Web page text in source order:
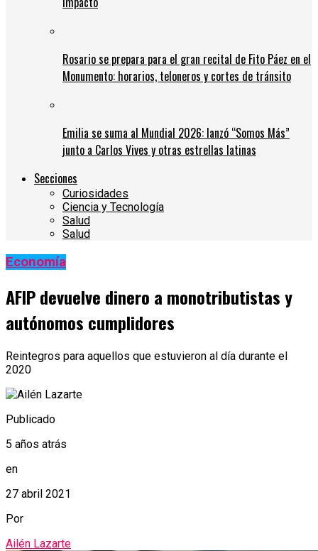
Rosario se prepara para el gran recital de Fito Páez en el
Monumento: horarios, teloneros y cortes de tránsito
Emilia se suma al Mundial 2026: lanzó “Somos Más”
junto a Carlos Vives y otras estrellas latinas
Secciones
Curiosidades
Ciencia y Tecnología
Salud
Salud
Economía
AFIP devuelve dinero a monotributistas y
autónomos cumplidores
Reintegros para aquellos que estuvieron al día durante el
2020
Publicado
5 años atrás
en
27 abril 2021
Por
Ailén Lazarte